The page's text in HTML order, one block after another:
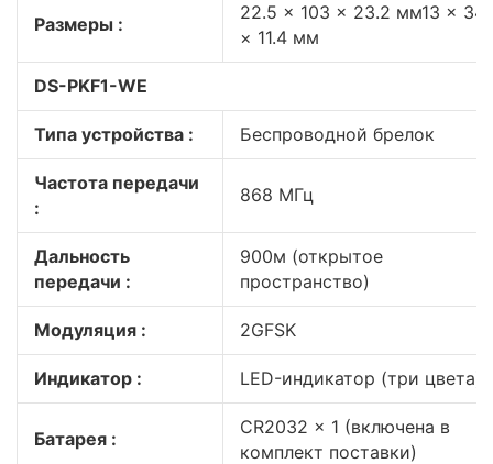
Размеры :
22.5 × 103 × 23.2 мм13 ×
× 11.4 мм
DS-PKF1-WE
Типа устройства : Беспроводной брелок
Частота передачи
:
868 МГц
Дальность
передачи :
900м (открытое
пространство)
Модуляция : 2GFSK
Индикатор : LED-индикатор (три цвета)
Батарея :
CR2032 x 1 (включена в
комплект поставки)